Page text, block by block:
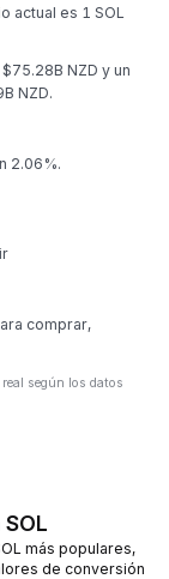
actual es 1 SOL
NZD y un
NZD.
2.06%.
comprar,
según los datos
más populares,
de conversión